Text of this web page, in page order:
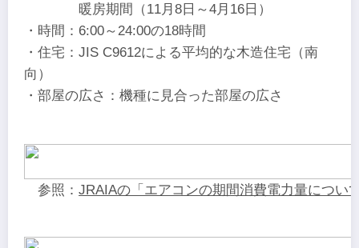
暖房期間（11月8日～4月16日）
・時間：6:00～24:00の18時間
・住宅：JIS C9612による平均的な木造住宅（南
向）
・部屋の広さ：機種に見合った部屋の広さ
参照：JRAIAの「エアコンの期間消費電力量につい